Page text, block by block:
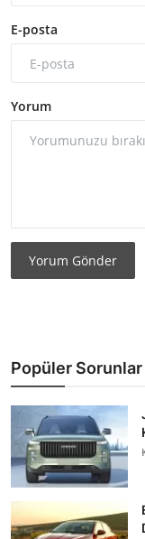
E-posta
Yorum
Yorum Gönder
Popüler Sorunlar